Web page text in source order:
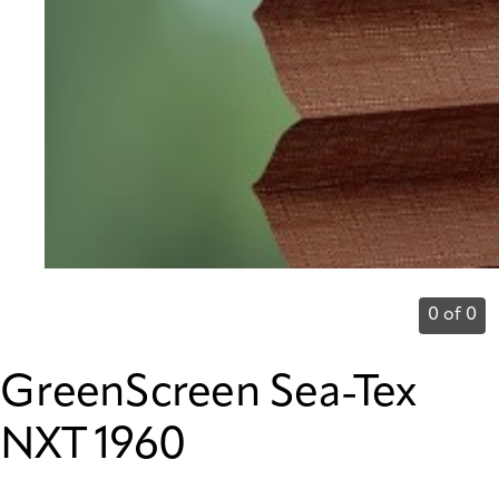
0 of 0
GreenScreen Sea-Tex
NXT 1960